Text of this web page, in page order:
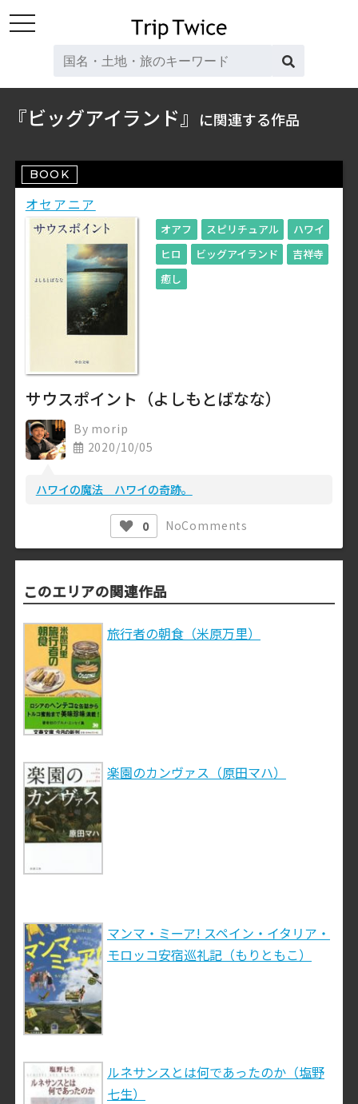
toggle
『ビッグアイランド』 に関連する作品
BOOK
オセアニア
オアフ スピリチュアル
ハワイ
ヒロ
ビッグアイランド
吉祥寺
癒し
サウスポイント（よしもとばなな）
By morip
2020/10/05
ハワイの魔法 ハワイの奇跡。
0 NoComments
このエリアの関連作品
旅行者の朝食（米原万里）
楽園のカンヴァス（原田マハ）
マンマ・ミーア! スペイン・イタリア・
モロッコ安宿巡礼記（もりともこ）
ルネサンスとは何であったのか（塩野
七生）